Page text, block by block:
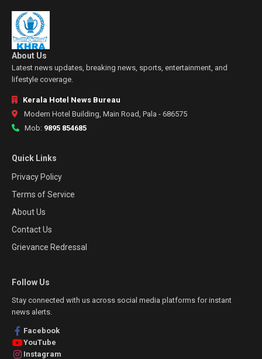
About Us
Latest news updates, breaking news, sports, entertainment, and
lifestyle coverage.
Kerala Hotel News Bureau
Modern Hotel Building, Main Road, Pala - 686575
Mob: 9895 854685
Quick Links
Privacy Policy
Terms of Service
About Us
Contact Us
Grievance Redressal
Follow Us
Stay connected with us across social media platforms for instant
news alerts.
Facebook
YouTube
Instagram